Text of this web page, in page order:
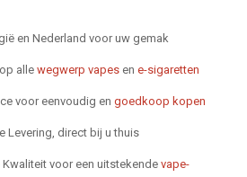
en Nederland voor uw gemak
alle wegwerp vapes en e-sigaretten
voor eenvoudig en goedkoop kopen
Levering, direct bij u thuis
voor een uitstekende vape-